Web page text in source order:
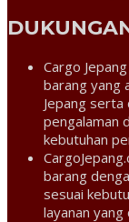
Cargo
barang yang
Jepang serta
pengalaman
kebutuhan
barang
sesuai
layanan